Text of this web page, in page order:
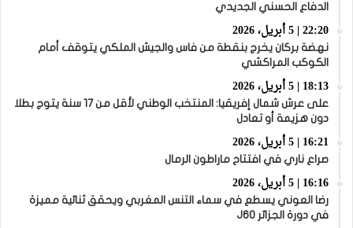
الدفاع الحسني الجديدي
22:20 | 5 أبريل، 2026
نهضة بركان يخرج بنقطة من فاس والجيش الملكي يتوقف أمام
الكوكب المراكشي
18:13 | 5 أبريل، 2026
على عرش شمال إفريقيا: المنتخب الوطني لأقل من 17 سنة يتوج بطلا
دون هزيمة أو تعادل
16:21 | 5 أبريل، 2026
صراع ناري في افتتاح ماراطون الرمال
16:16 | 5 أبريل، 2026
رضا العوني يسطع في سماء التنس المغربي ويحقق ثنائية مميزة
في دورة الجزائر J60